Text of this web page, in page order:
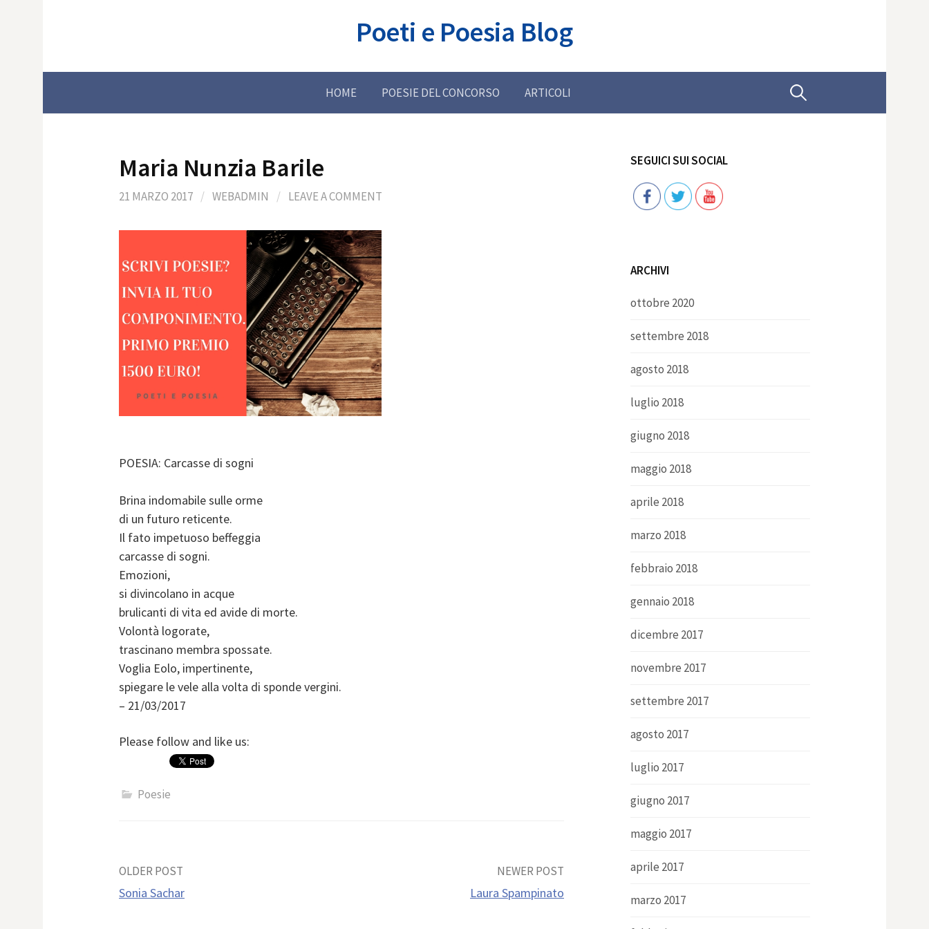
Poeti e Poesia Blog
HOME POESIE DEL CONCORSO ARTICOLI Ricerca
Maria Nunzia Barile
21 MARZO 2017 / WEBADMIN / LEAVE A COMMENT
POESIA: Carcasse di sogni
Brina indomabile sulle orme
di un futuro reticente.
Il fato impetuoso beffeggia
carcasse di sogni.
Emozioni,
si divincolano in acque
brulicanti di vita ed avide di morte.
Volontà logorate,
trascinano membra spossate.
Voglia Eolo, impertinente,
spiegare le vele alla volta di sponde vergini.
– 21/03/2017
Please follow and like us:
Poesie
Post
OLDER POST
Sonia Sachar
NEWER POST
Laura Spampinato
SEGUICI SUI SOCIAL
Follow
ARCHIVI
ottobre 2020
settembre 2018
agosto 2018
luglio 2018
giugno 2018
maggio 2018
aprile 2018
marzo 2018
febbraio 2018
gennaio 2018
dicembre 2017
novembre 2017
settembre 2017
agosto 2017
luglio 2017
giugno 2017
maggio 2017
aprile 2017
marzo 2017